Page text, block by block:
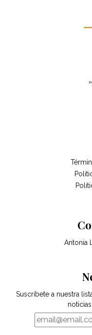
Antonia
Suscríbete a nuestra